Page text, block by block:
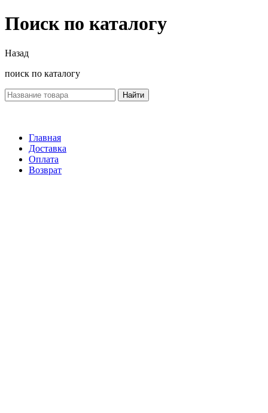
Поиск по каталогу
Назад
поиск по каталогу
Найти
Главная
Доставка
Оплата
Возврат